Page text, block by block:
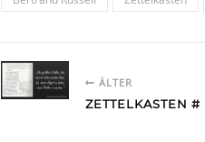
ÄLTER
ZETTELKASTEN #